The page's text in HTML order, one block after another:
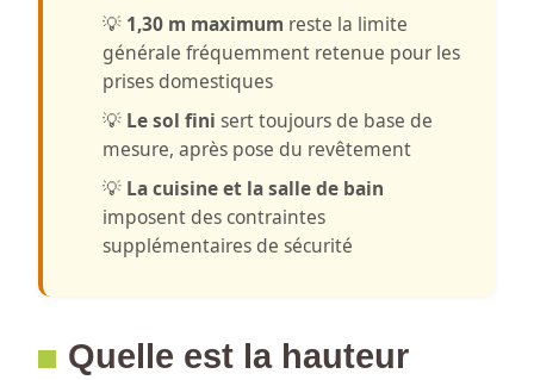
💡 1,30 m maximum reste la limite
générale fréquemment retenue pour les
prises domestiques
💡 Le sol fini sert toujours de base de
mesure, après pose du revêtement
💡 La cuisine et la salle de bain
imposent des contraintes
supplémentaires de sécurité
Quelle est la hauteur